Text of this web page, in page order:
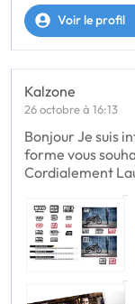
Voir le profil
Kalzone
26 octobre à 16:13
Bonjour Je suis
forme vous
Cordialement